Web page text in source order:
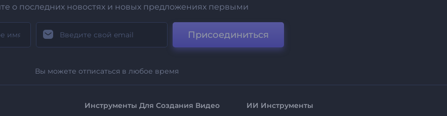
о последних новостях и новых предложениях первыми
Присоединиться
Вы можете отписаться в любое время
Инструменты Для Создания Видео ИИ Инструменты